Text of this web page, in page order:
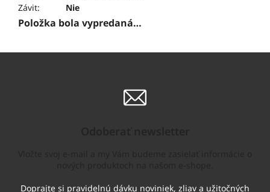
Závit: Nie
Položka bola vypredaná…